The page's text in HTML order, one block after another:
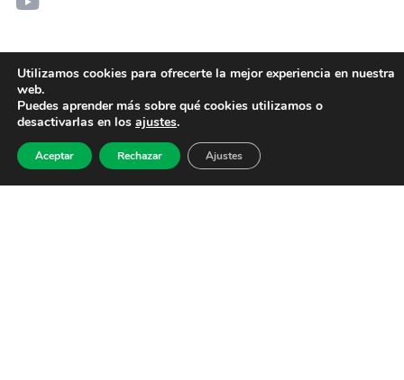
Utilizamos cookies para ofrecerte la mejor experiencia en nuestra
web.
Puedes aprender más sobre qué cookies utilizamos o
desactivarlas en los ajustes.
Aceptar Rechazar Ajustes